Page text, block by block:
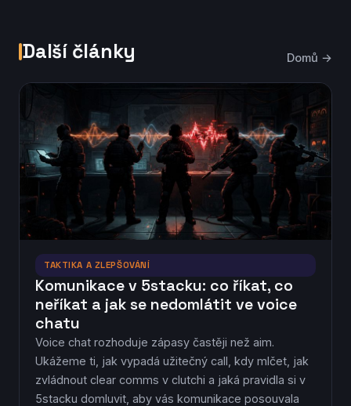
Další články Domů →
TAKTIKA A ZLEPŠOVÁNÍ
Komunikace v 5stacku: co říkat, co
neříkat a jak se nedomlátit ve voice
chatu
Voice chat rozhoduje zápasy častěji než aim.
Ukážeme ti, jak vypadá užitečný call, kdy mlčet, jak
zvládnout clear comms v clutchi a jaká pravidla si v
5stacku domluvit, aby vás komunikace posouvala